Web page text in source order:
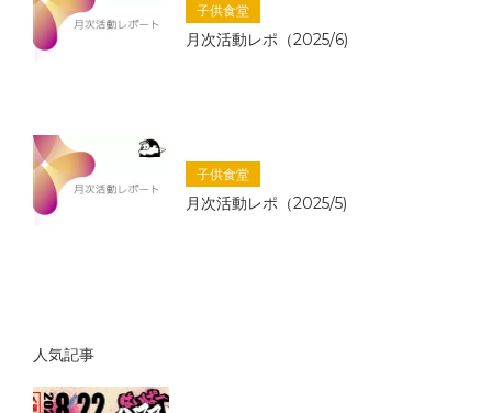
子供食堂
月次活動レポ（2025/6)
子供食堂
月次活動レポ（2025/5)
人気記事